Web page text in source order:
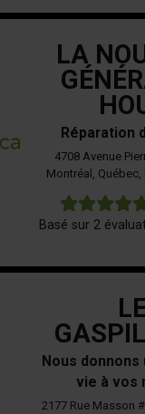
LA
Réparation
4708 Avenue
Montréal, Québec,
Basé sur 2
Nous donnons
vie à vos
2177 Rue Masson